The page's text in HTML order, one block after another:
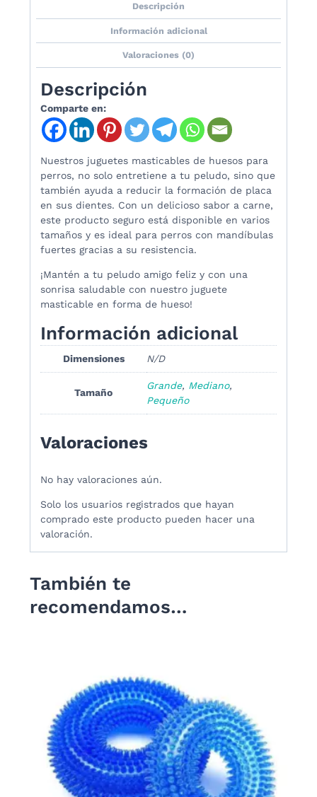
Descripción
Información adicional
Valoraciones (0)
Descripción
Comparte en:
Nuestros juguetes masticables de huesos para
perros, no solo entretiene a tu peludo, sino que
también ayuda a reducir la formación de placa
en sus dientes. Con un delicioso sabor a carne,
este producto seguro está disponible en varios
tamaños y es ideal para perros con mandíbulas
fuertes gracias a su resistencia.
¡Mantén a tu peludo amigo feliz y con una
sonrisa saludable con nuestro juguete
masticable en forma de hueso!
Información adicional
Dimensiones N/D
Tamaño
Grande, Mediano,
Pequeño
Valoraciones
No hay valoraciones aún.
Solo los usuarios registrados que hayan
comprado este producto pueden hacer una
valoración.
También te
recomendamos…